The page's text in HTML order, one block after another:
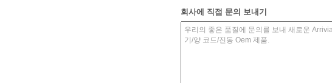
회사에 직접 문의 보내기